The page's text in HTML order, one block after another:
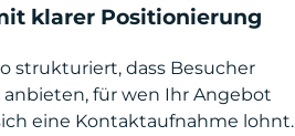
klarer Positionierung
strukturiert, dass Besucher
anbieten, für wen Ihr Angebot
eine Kontaktaufnahme lohnt.